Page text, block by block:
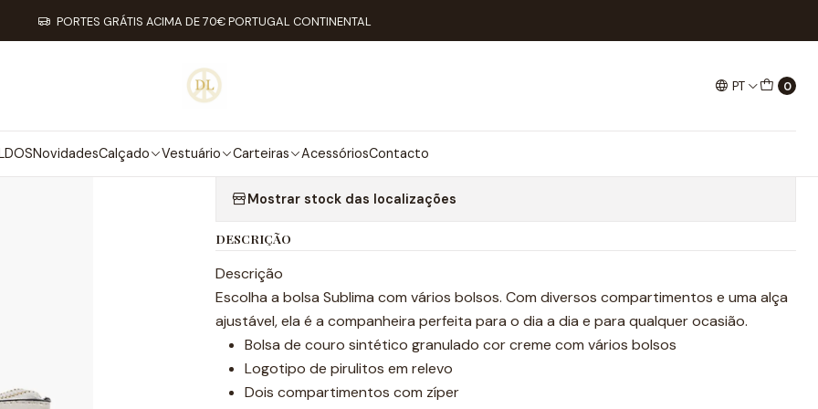
PT 0
NovidadesCalçado Vestuário Carteiras AcessóriosContacto
PORTES GRÁTIS ACIMA DE 70€ PORTUGAL CONTINENTAL
Início Carteiras Carteiras Carteira Multipocket Sublima
|
CARTEIRA MULTIPOCKET SUBLIMA
Quantidade
Adicionar ao Carrinho
Mostrar stock das localizações
DESCRIÇÃO
Descrição
Escolha a bolsa Sublima com vários bolsos. Com diversos compartimentos e uma alça
ajustável, ela é a companheira perfeita para o dia a dia e para qualquer ocasião.
Bolsa de couro sintético granulado cor creme com vários bolsos
Logotipo de pirulitos em relevo
Dois compartimentos com zíper